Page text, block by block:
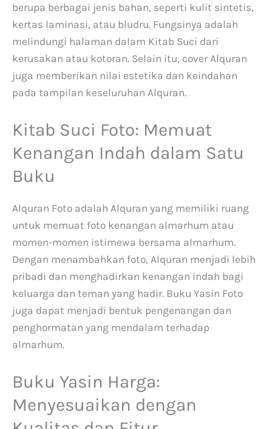
berupa berbagai jenis bahan, seperti kulit sintetis,
kertas laminasi, atau bludru. Fungsinya adalah
melindungi halaman dalam Kitab Suci dari
kerusakan atau kotoran. Selain itu, cover Alquran
juga memberikan nilai estetika dan keindahan
pada tampilan keseluruhan Alquran.
Kitab Suci Foto: Memuat
Kenangan Indah dalam Satu
Buku
Alquran Foto adalah Alquran yang memiliki ruang
untuk memuat foto kenangan almarhum atau
momen-momen istimewa bersama almarhum.
Dengan menambahkan foto, Alquran menjadi lebih
pribadi dan menghadirkan kenangan indah bagi
keluarga dan teman yang hadir. Buku Yasin Foto
juga dapat menjadi bentuk pengenangan dan
penghormatan yang mendalam terhadap
almarhum.
Buku Yasin Harga:
Menyesuaikan dengan